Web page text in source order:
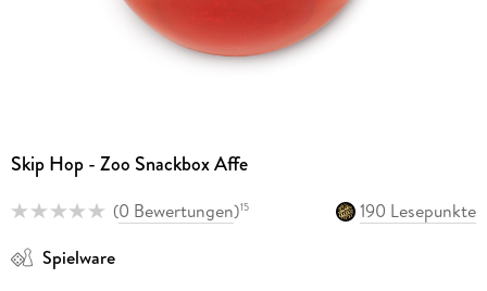
Skip Hop - Zoo Snackbox Affe
(0 Bewertungen)15
190 Lesepunkte
Spielware